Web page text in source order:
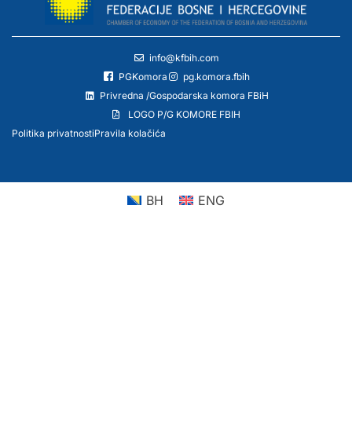
info@kfbih.com
PGKomora
pg.komora.fbih
Privredna /Gospodarska komora FBiH
LOGO P/G KOMORE FBIH
Politika privatnostiPravila kolačića
BH ENG